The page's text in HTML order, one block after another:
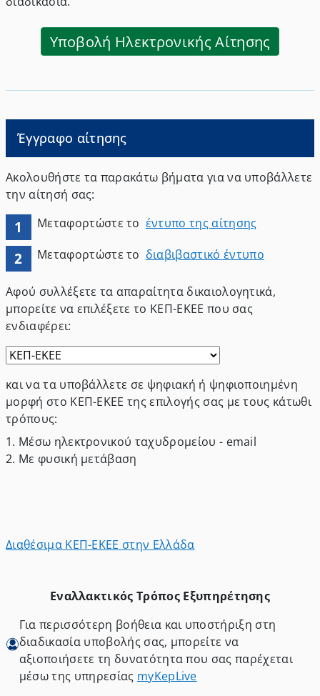
Υποβολή Ηλεκτρονικής Αίτησης
Έγγραφο αίτησης
Ακολουθήστε τα παρακάτω βήματα για να υποβάλλετε
την αίτησή σας:
1 Μεταφορτώστε το έντυπο της αίτησης
2 Μεταφορτώστε το διαβιβαστικό έντυπο
Αφού συλλέξετε τα απαραίτητα δικαιολογητικά,
μπορείτε να επιλέξετε το ΚΕΠ-ΕΚΕΕ που σας
ενδιαφέρει:
και να τα υποβάλλετε σε ψηφιακή ή ψηφιοποιημένη
μορφή στο ΚΕΠ-ΕΚΕΕ της επιλογής σας με τους κάτωθι
τρόπους:
1. Μέσω ηλεκτρονικού ταχυδρομείου - email
2. Με φυσική μετάβαση
Διαθέσιμα ΚΕΠ-ΕΚΕΕ στην Ελλάδα
Εναλλακτικός Τρόπος Εξυπηρέτησης
Για περισσότερη βοήθεια και υποστήριξη στη
διαδικασία υποβολής σας, μπορείτε να
αξιοποιήσετε τη δυνατότητα που σας παρέχεται
μέσω της υπηρεσίας myKepLive